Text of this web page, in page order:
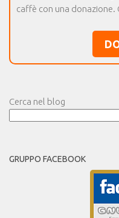
caffè con una
Cerca nel blog
GRUPPO FACEBOOK